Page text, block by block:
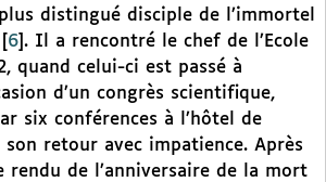
distingué disciple de l’immortel
6 . Il a rencontré le chef de l’Ecole
quand celui-ci est passé à
d’un congrès scientifique,
six conférences à l’hôtel de
retour avec impatience. Après
rendu de l’anniversaire de la mort